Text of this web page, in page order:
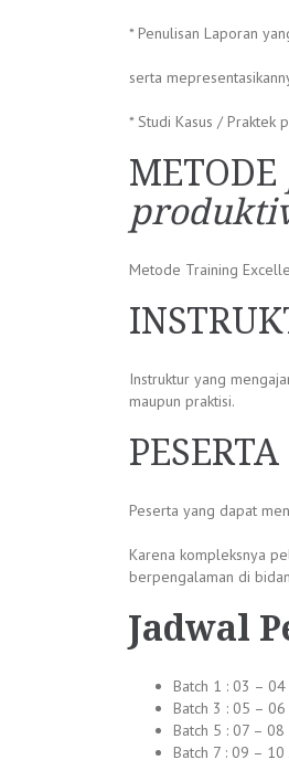
* Penulisan Laporan
serta
* Studi Kasus / Praktek
METODE
Metode Training
Instruktur yang
maupun praktisi.
PESERTA
Peserta yang dapat
Karena kompleksnya
berpengalaman di
Jadwal
Batch 1 : 03 –
Batch 3 : 05 –
Batch 5 : 07 –
Batch 7 : 09 –